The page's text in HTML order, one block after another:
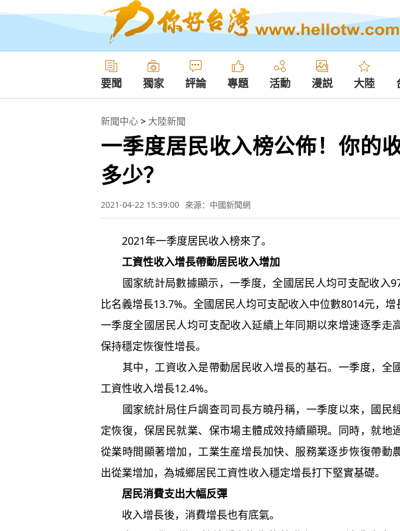
要聞 獨家 評論 專題 活動 漫説 大陸
新聞中心> 大陸新聞
一季度居民收入榜公佈！你的
多少？
2021-04-22 15:39:00 來源：中國新聞網
2021年一季度居民收入榜來了。
工資性收入增長帶動居民收入增加
國家統計局數據顯示，一季度，全國居民人均可支配收入
比名義增長13.7%。全國居民人均可支配收入中位數8014元，增
一季度全國居民人均可支配收入延續上年同期以來增速逐季走
保持穩定恢復性增長。
其中，工資收入是帶動居民收入增長的基石。一季度，全
工資性收入增長12.4%。
國家統計局住戶調查司司長方曉丹稱，一季度以來，國民
定恢復，保居民就業、保市場主體成效持續顯現。同時，就地
從業時間顯著增加，工業生産增長加快、服務業逐步恢復帶動
出從業增加，為城鄉居民工資性收入穩定增長打下堅實基礎。
居民消費支出大幅反彈
收入增長後，消費增長也有底氣。